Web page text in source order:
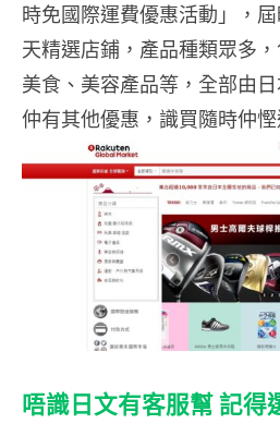
時免國際運費優惠活動」，
天精選店鋪，產品種類眾多
美食、美容產品等，全部由
仲有其他優惠，識買隨時仲慳
唔識日文有客服幫 記得